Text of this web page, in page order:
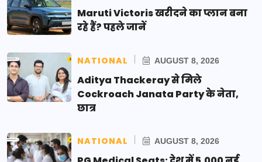
Maruti Victoris खरीदने का प्लान बना
रहे हैं? पहले जानें
NATIONAL AUGUST 8, 2026
Aditya Thackeray से मिले
Cockroach Janata Party के नेता,
छात्र
NATIONAL AUGUST 8, 2026